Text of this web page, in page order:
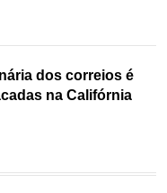
dos correios é
na Califórnia